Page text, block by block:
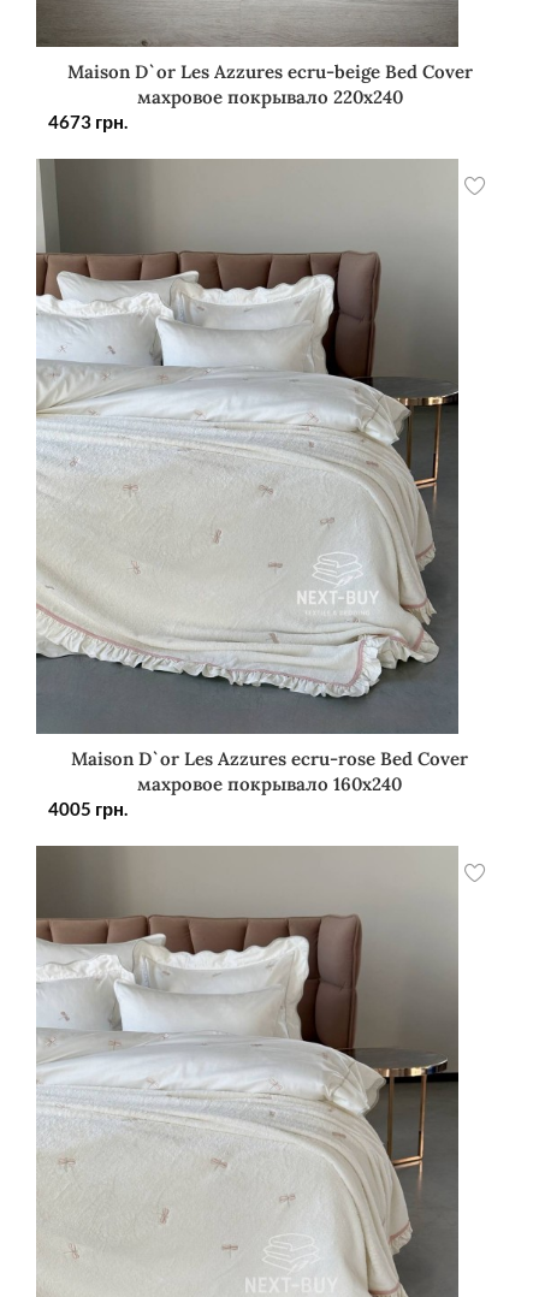
Maison D`or Les Azzures ecru-beige Bed Cover
махровое покрывало 220х240
4673 грн.
Maison D`or Les Azzures ecru-rose Bed Cover
махровое покрывало 160х240
4005 грн.